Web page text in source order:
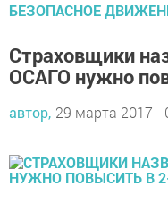
БЕЗОПАСНОЕ
Страховщики
ОСАГО нужно
автор, 29 марта 2017 -